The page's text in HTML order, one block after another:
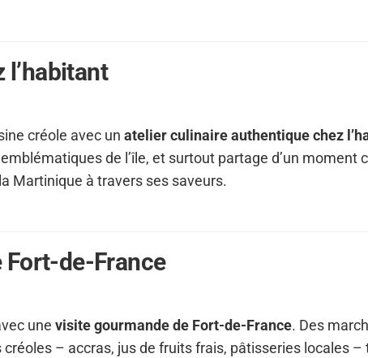
créole avec un atelier culinaire authentique chez
de l’île, et surtout partage d’un moment
Martinique à travers ses saveurs.
de-France
une visite gourmande de Fort-de-France. Des
– accras, jus de fruits frais, pâtisseries locales –